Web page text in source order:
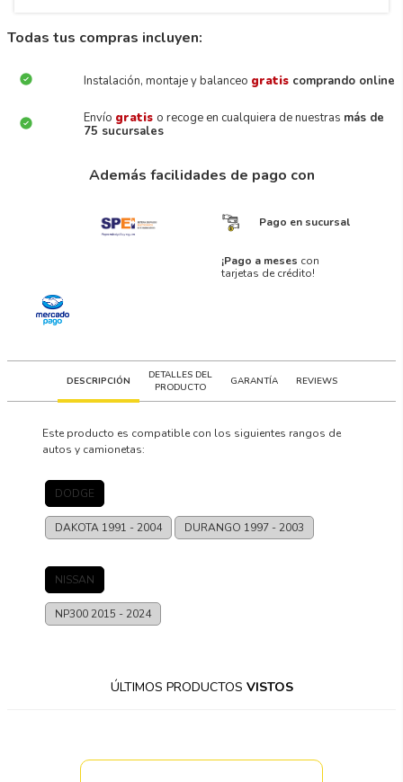
Todas tus compras incluyen:
Instalación, montaje y balanceo gratis comprando online
Envío gratis o recoge en cualquiera de nuestras más de
75 sucursales
Además facilidades de pago con
Pago en sucursal
¡Pago a meses con
tarjetas de crédito!
DESCRIPCIÓN
DETALLES DEL
PRODUCTO
GARANTÍA REVIEWS
Este producto es compatible con los siguientes rangos de
autos y camionetas:
DODGE
DAKOTA 1991 - 2004 DURANGO 1997 - 2003
NISSAN
NP300 2015 - 2024
ÚLTIMOS PRODUCTOS VISTOS